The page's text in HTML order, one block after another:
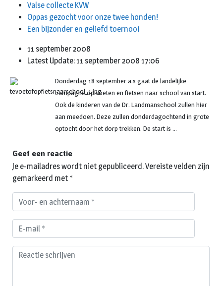
Valse collecte KVW
Oppas gezocht voor onze twee honden!
Een bijzonder en geliefd toernooi
11 september 2008
Latest Update: 11 september 2008 17:06
Donderdag 18 september a.s gaat de landelijke
campagne op voeten en fietsen naar school van start.
Ook de kinderen van de Dr. Landmanschool zullen hier
aan meedoen. Deze zullen donderdagochtend in grote
optocht door het dorp trekken. De start is …
Geef een reactie
Je e-mailadres wordt niet gepubliceerd.Vereiste velden zijn
gemarkeerd met *